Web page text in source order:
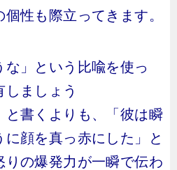
性も際立ってきます。
な」という比喩を使っ
ましょう
と書くよりも、「彼は瞬
顔を真っ赤にした」と
りの爆発力が一瞬で伝わ